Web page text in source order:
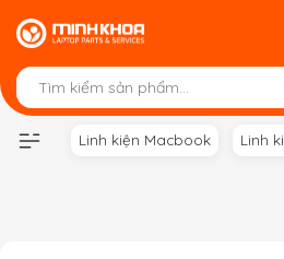
Skip
to
content
Linh kiện Macbook Linh